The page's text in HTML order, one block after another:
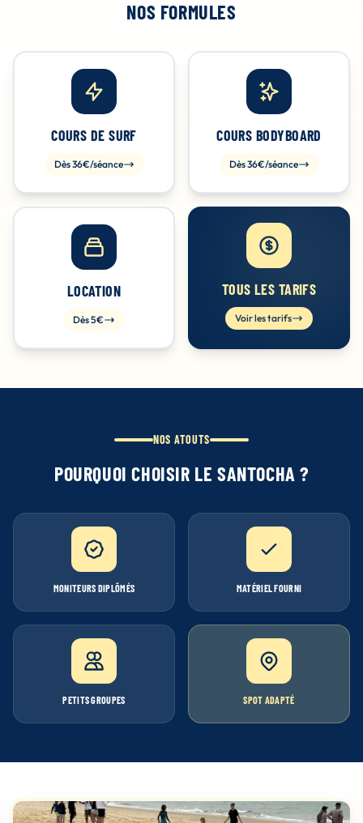
NOS FORMULES
COURS DE SURF
Dès 36€/séance
COURS BODYBOARD
Dès 36€/séance
LOCATION
Dès 5€
TOUS LES TARIFS
Voir les tarifs
NOS ATOUTS
POURQUOI CHOISIR LE SANTOCHA ?
MONITEURS DIPLÔMÉS MATÉRIEL FOURNI
PETITS GROUPES SPOT ADAPTÉ